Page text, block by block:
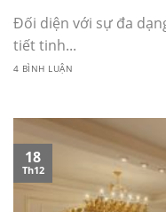
Đối diện với sự đa
tiết tinh...
4 BÌNH LUẬN
18
Th12